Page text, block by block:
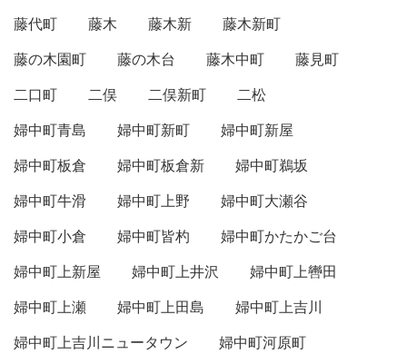
藤代町
藤木 藤木新
藤木新町
藤の木園町
藤の木台 藤木中町
藤見町
二口町
二俣 二俣新町
二松
婦中町青島
婦中町新町
婦中町新屋
婦中町板倉
婦中町板倉新
婦中町鵜坂
婦中町牛滑
婦中町上野
婦中町大瀬谷
婦中町小倉
婦中町皆杓
婦中町かたかご台
婦中町上新屋
婦中町上井沢
婦中町上轡田
婦中町上瀬
婦中町上田島
婦中町上吉川
婦中町上吉川ニュータウン
婦中町河原町